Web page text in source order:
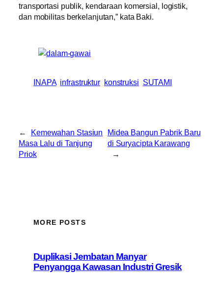
transportasi publik, kendaraan komersial, logistik,
dan mobilitas berkelanjutan,” kata Baki.
INAPA infrastruktur konstruksi SUTAMI
←
Kemewahan Stasiun
Masa Lalu di Tanjung
Priok
Midea Bangun Pabrik Baru
di Suryacipta Karawang
→
MORE POSTS
Duplikasi Jembatan Manyar
Penyangga Kawasan Industri Gresik